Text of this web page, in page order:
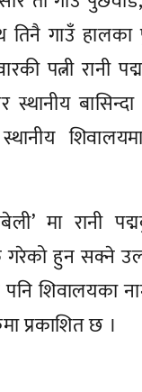
तिनै गाउँ
पत्नी रानी
मा
हुन सक्ने
पनि शिवालयका
प्रकाशित छ ।